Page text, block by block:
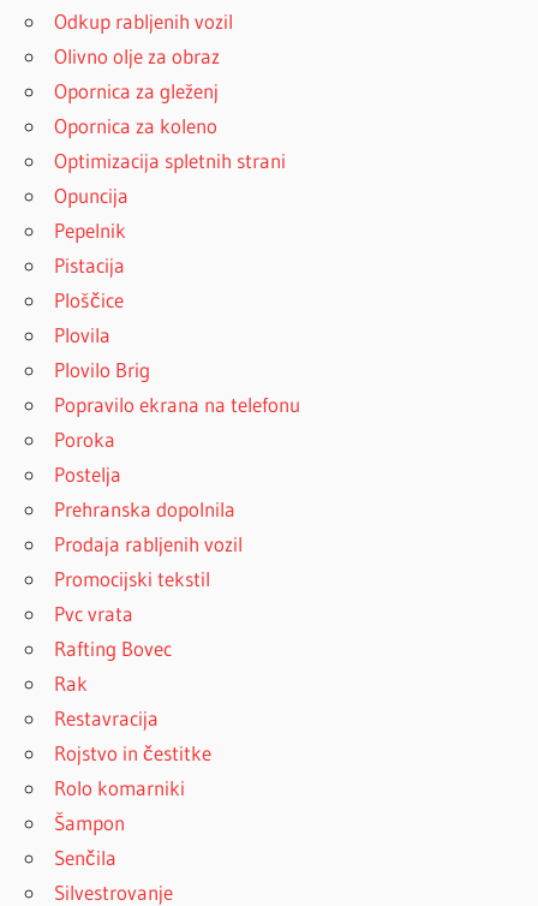
Odkup rabljenih vozil
Olivno olje za obraz
Opornica za gleženj
Opornica za koleno
Optimizacija spletnih strani
Opuncija
Pepelnik
Pistacija
Ploščice
Plovila
Plovilo Brig
Popravilo ekrana na telefonu
Poroka
Postelja
Prehranska dopolnila
Prodaja rabljenih vozil
Promocijski tekstil
Pvc vrata
Rafting Bovec
Rak
Restavracija
Rojstvo in čestitke
Rolo komarniki
Šampon
Senčila
Silvestrovanje